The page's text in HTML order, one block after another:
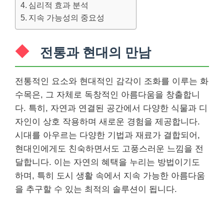
심리적 효과 분석
지속 가능성의 중요성
전통과 현대의 만남
전통적인 요소와 현대적인 감각이 조화를 이루는 화
수목은, 그 자체로 독창적인 아름다움을 창출합니
다. 특히, 자연과 연결된 공간에서 다양한 식물과 디
자인이 상호 작용하며 새로운 경험을 제공합니다.
시대를 아우르는 다양한 기법과 재료가 결합되어,
현대인에게도 친숙하면서도 고풍스러운 느낌을 전
달합니다. 이는 자연의 혜택을 누리는 방법이기도
하며, 특히 도시 생활 속에서 지속 가능한 아름다움
을 추구할 수 있는 최적의 솔루션이 됩니다.